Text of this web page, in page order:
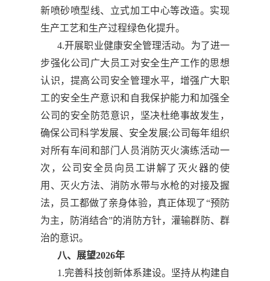
新喷砂喷型线、立式加工中心等改造。实现
生产工艺和生产过程绿色化提升。
4.开展职业健康安全管理活动。为了进一
步强化公司广大员工对安全生产工作的思想
认识，提高公司安全管理水平，增强广大职
工的安全生产意识和自我保护能力和加强全
公司的安全防范意识，坚决杜绝事故发生，
确保公司科学发展、安全发展;公司每年组织
对所有车间和部门人员消防灭火演练活动一
次，公司安全员向员工讲解了灭火器的使
用、灭火方法、消防水带与水枪的对接及握
法，员工都做了亲身体验，真正体现了“预防
为主，防消结合”的消防方针，灌输群防、群
治的意识。
八、展望2026年
1.完善科技创新体系建设。坚持从构建自